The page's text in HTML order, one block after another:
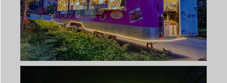
हिन्दी
Norsk bokmål
Slovenčina
Svenska